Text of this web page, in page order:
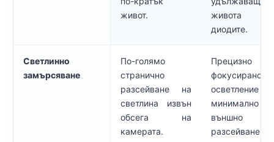
живот.
живота
диодите.
Светлинно
замърсяване
По-голямо
странично
разсейване на
светлина извън
обсега на
камерата.
Прецизно
фокусирано
минимално
външно
разсейване.